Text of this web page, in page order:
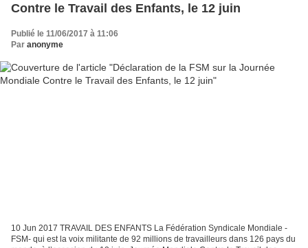
Contre le Travail des Enfants, le 12 juin
Publié le 11/06/2017 à 11:06
Par anonyme
10 Jun 2017 TRAVAIL DES ENFANTS La Fédération Syndicale Mondiale -
FSM- qui est la voix militante de 92 millions de travailleurs dans 126 pays du